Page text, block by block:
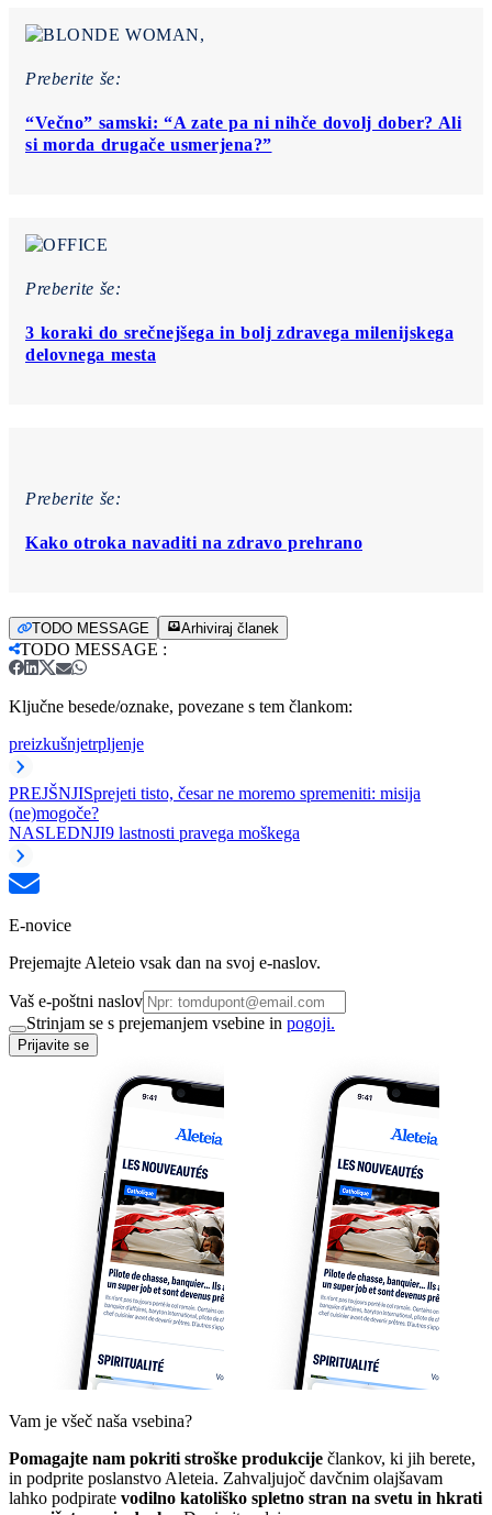
Preberite še:
“Večno” samski: “A zate pa ni nihče dovolj dober? Ali
si morda drugače usmerjena?”
Preberite še:
3 koraki do srečnejšega in bolj zdravega milenijskega
delovnega mesta
Preberite še:
Kako otroka navaditi na zdravo prehrano
TODO MESSAGE Arhiviraj članek
TODO MESSAGE :
Ključne besede/oznake, povezane s tem člankom:
preizkušnjetrpljenje
PREJŠNJISprejeti tisto, česar ne moremo spremeniti: misija
(ne)mogoče?
NASLEDNJI9 lastnosti pravega moškega
E-novice
Prejemajte Aleteio vsak dan na svoj e-naslov.
Vaš e-poštni naslov
Strinjam se s prejemanjem vsebine in pogoji.
Prijavite se
Vam je všeč naša vsebina?
Pomagajte nam pokriti stroške produkcije člankov, ki jih berete,
in podprite poslanstvo Aleteia. Zahvaljujoč davčnim olajšavam
lahko podpirate vodilno katoliško spletno stran na svetu in hkrati